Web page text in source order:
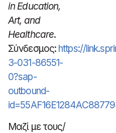
in Education,
Art, and
Healthcare.
Σύνδεσμος: https://
3-031-86551-
0?sap-
outbound-
Μαζί με τους/